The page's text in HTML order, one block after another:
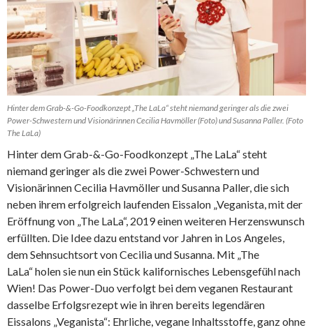
Hinter dem Grab-&-Go-Foodkonzept „The LaLa“ steht niemand geringer als die zwei
Power-Schwestern und Visionärinnen Cecilia Havmöller (Foto) und Susanna Paller. (Foto
The LaLa)
Hinter dem Grab-&-Go-Foodkonzept „The LaLa“ steht
niemand geringer als die zwei Power-Schwestern und
Visionärinnen Cecilia Havmöller und Susanna Paller, die sich
neben ihrem erfolgreich laufenden Eissalon „Veganista, mit der
Eröffnung von „The LaLa“, 2019 einen weiteren Herzenswunsch
erfüllten. Die Idee dazu entstand vor Jahren in Los Angeles,
dem Sehnsuchtsort von Cecilia und Susanna. Mit „The
LaLa“ holen sie nun ein Stück kalifornisches Lebensgefühl nach
Wien! Das Power-Duo verfolgt bei dem veganen Restaurant
dasselbe Erfolgsrezept wie in ihren bereits legendären
Eissalons „Veganista“: Ehrliche, vegane Inhaltsstoffe, ganz ohne